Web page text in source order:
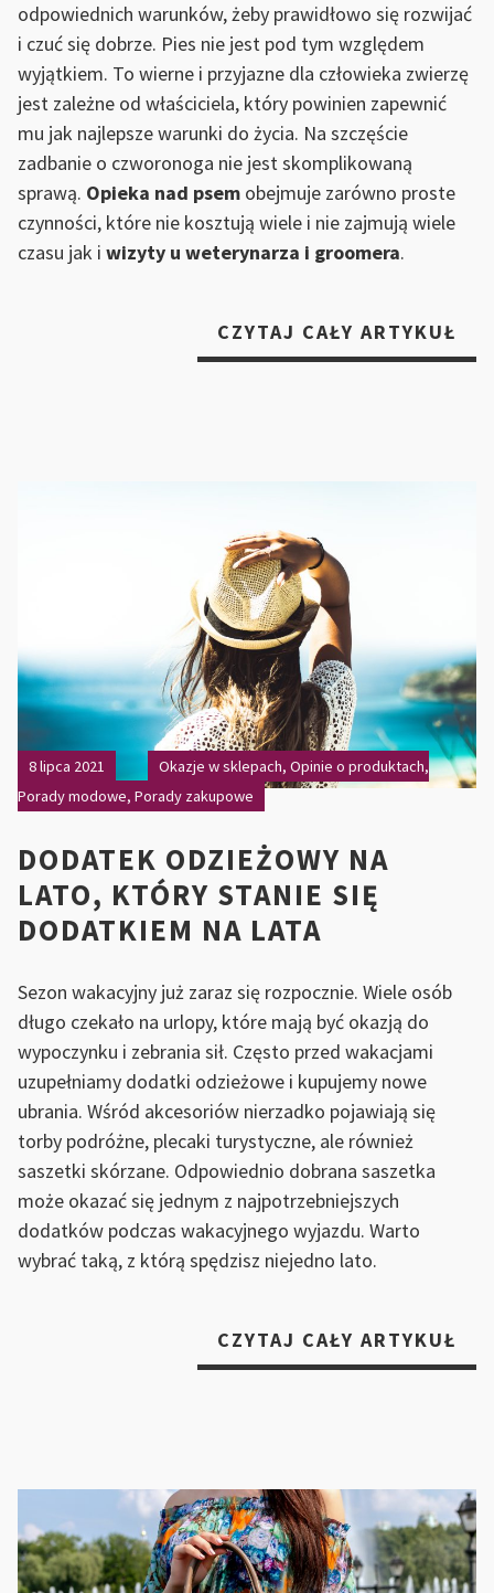
odpowiednich warunków, żeby prawidłowo się rozwijać
i czuć się dobrze. Pies nie jest pod tym względem
wyjątkiem. To wierne i przyjazne dla człowieka zwierzę
jest zależne od właściciela, który powinien zapewnić
mu jak najlepsze warunki do życia. Na szczęście
zadbanie o czworonoga nie jest skomplikowaną
sprawą. Opieka nad psem obejmuje zarówno proste
czynności, które nie kosztują wiele i nie zajmują wiele
czasu jak i wizyty u weterynarza i groomera.
CZYTAJ CAŁY ARTYKUŁ
TO
8 lipca 2021 Okazje w sklepach, Opinie o produktach,
Porady modowe, Porady zakupowe
DODATEK ODZIEŻOWY NA
LATO, KTÓRY STANIE SIĘ
DODATKIEM NA LATA
Sezon wakacyjny już zaraz się rozpocznie. Wiele osób
długo czekało na urlopy, które mają być okazją do
wypoczynku i zebrania sił. Często przed wakacjami
uzupełniamy dodatki odzieżowe i kupujemy nowe
ubrania. Wśród akcesoriów nierzadko pojawiają się
torby podróżne, plecaki turystyczne, ale również
saszetki skórzane. Odpowiednio dobrana saszetka
może okazać się jednym z najpotrzebniejszych
dodatków podczas wakacyjnego wyjazdu. Warto
wybrać taką, z którą spędzisz niejedno lato.
CZYTAJ CAŁY ARTYKUŁ
SIĘ
NA